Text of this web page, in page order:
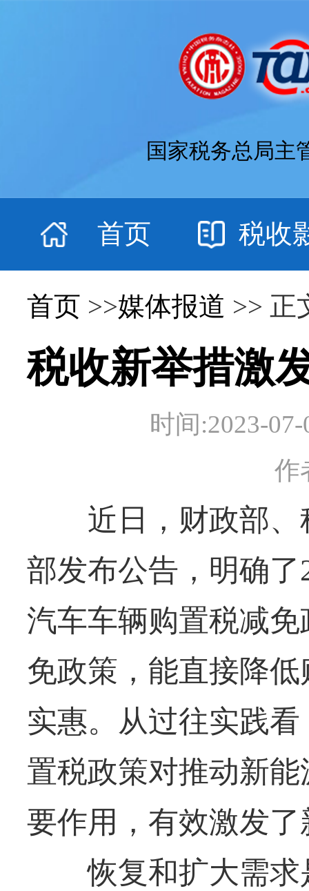
国家税务总局主
首页 税收
首页 >>媒体报道 >> 正
税收新举措激
时间:2023-
作
近日，财政部、
部发布公告，明确了
汽车车辆购置税减
免政策，能直接降
实惠。从过往实践
置税政策对推动新
要作用，有效激发
恢复和扩大需求